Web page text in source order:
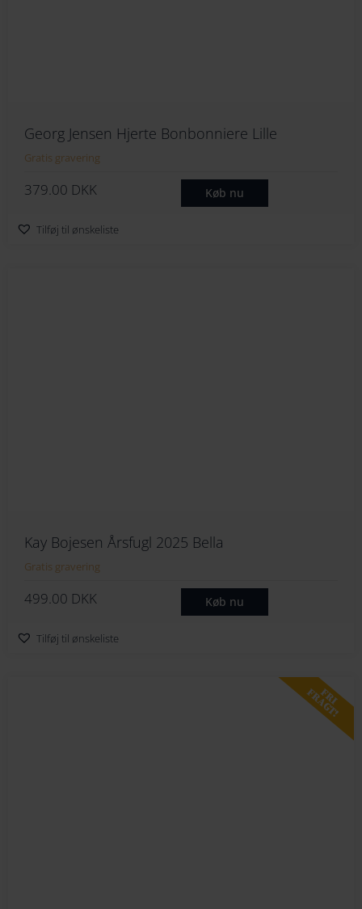
Georg Jensen Hjerte Bonbonniere Lille
Gratis gravering
379.00 DKK Køb nu
Tilføj til ønskeliste
Kay Bojesen Årsfugl 2025 Bella
Gratis gravering
499.00 DKK Køb nu
Tilføj til ønskeliste
FRI
FRAGT!